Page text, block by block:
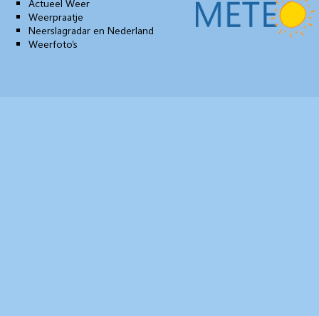
Actueel Weer
Weerpraatje
Neerslagradar en Nederland
Weerfoto’s